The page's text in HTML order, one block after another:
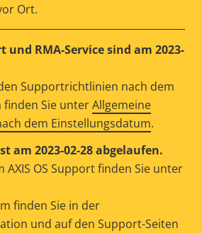
Ort.
und RMA-Service sind am 2023-
Supportrichtlinien nach dem
Sie unterAllgemeine
dem Einstellungsdatum.
am 2023-02-28 abgelaufen.
OS Support finden Sie unter
finden Sie in der
und auf den Support-Seiten